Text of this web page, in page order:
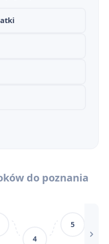
do poznania
4
5
Pytania jawne na maturę ustną z „Nad Niemnem”
Niemnem”